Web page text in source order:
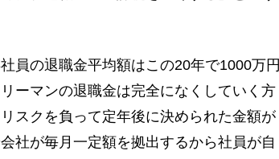
員の退職金平均額はこの20年で1000万円
ーマンの退職金は完全になくしていく方
スクを負って定年後に決められた金額が
社が毎月一定額を拠出するから社員が自